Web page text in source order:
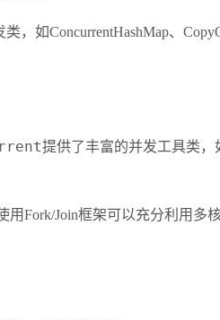
如ConcurrentHashMap、
提供了丰富的并发工具类，
Fork/Join框架可以充分利用多